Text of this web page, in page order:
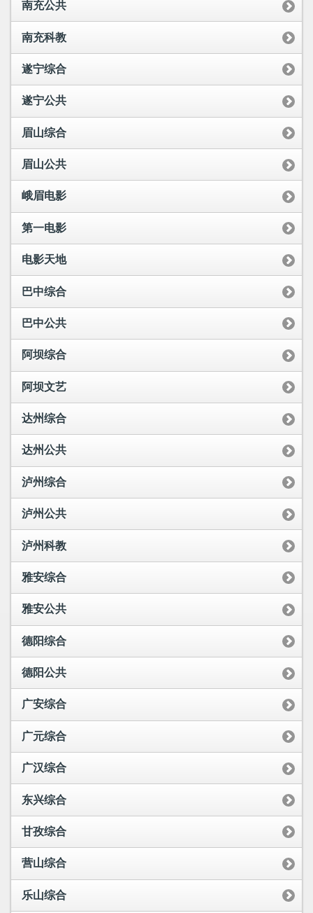
南充公共
南充科教
遂宁综合
遂宁公共
眉山综合
眉山公共
峨眉电影
第一电影
电影天地
巴中综合
巴中公共
阿坝综合
阿坝文艺
达州综合
达州公共
泸州综合
泸州公共
泸州科教
雅安综合
雅安公共
德阳综合
德阳公共
广安综合
广元综合
广汉综合
东兴综合
甘孜综合
营山综合
乐山综合